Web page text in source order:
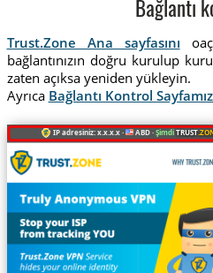
Bağlantı
Trust.Zone Ana sayfasını
bağlantınızın doğru kurulup
zaten açıksa yeniden yükleyin.
Ayrıca Bağlantı Kontrol
IP adresiniz: x.x.x.x · ABD ·ŞimdiTRUST